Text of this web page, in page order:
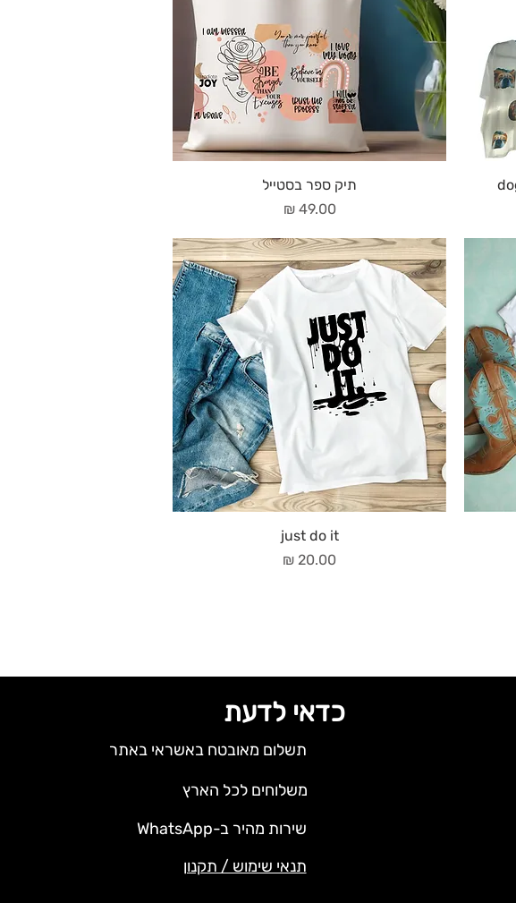
תיק ספר בסטייל
מחיר‏49.00 ‏₪
just do it
מחיר
כדאי לדעת
תשלום מאובטח באשראי באתר
משלוחים לכל הארץ
שירות מהיר ב-WhatsApp
תנאי שימוש / תקנון